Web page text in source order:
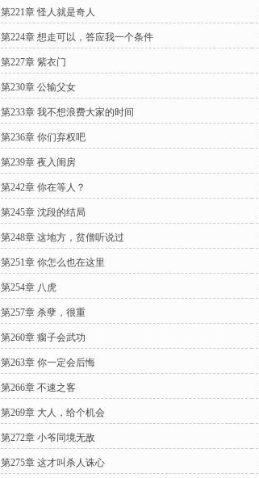
第221章 怪人就是奇人
第224章 想走可以，答应我一个条件
第227章 紫衣门
第230章 公输父女
第233章 我不想浪费大家的时间
第236章 你们弃权吧
第239章 夜入闺房
第242章 你在等人？
第245章 沈段的结局
第248章 这地方，贫僧听说过
第251章 你怎么也在这里
第254章 八虎
第257章 杀孽，很重
第260章 瘸子会武功
第263章 你一定会后悔
第266章 不速之客
第269章 大人，给个机会
第272章 小爷同境无敌
第275章 这才叫杀人诛心